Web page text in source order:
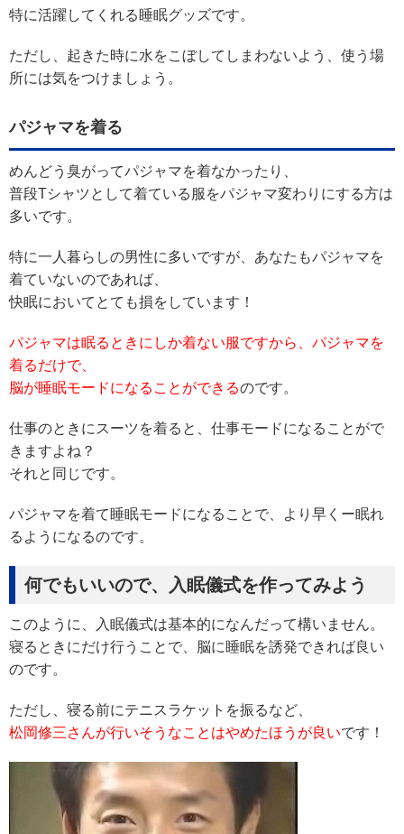
特に活躍してくれる睡眠グッズです。
ただし、起きた時に水をこぼしてしまわないよう、使う場
所には気をつけましょう。
パジャマを着る
めんどう臭がってパジャマを着なかったり、
普段Tシャツとして着ている服をパジャマ変わりにする方は
多いです。
特に一人暮らしの男性に多いですが、あなたもパジャマを
着ていないのであれば、
快眠においてとても損をしています！
パジャマは眠るときにしか着ない服ですから、パジャマを
着るだけで、
脳が睡眠モードになることができるのです。
仕事のときにスーツを着ると、仕事モードになることがで
きますよね？
それと同じです。
パジャマを着て睡眠モードになることで、より早くー眠れ
るようになるのです。
何でもいいので、入眠儀式を作ってみよう
このように、入眠儀式は基本的になんだって構いません。
寝るときにだけ行うことで、脳に睡眠を誘発できれば良い
のです。
ただし、寝る前にテニスラケットを振るなど、
松岡修三さんが行いそうなことはやめたほうが良いです！